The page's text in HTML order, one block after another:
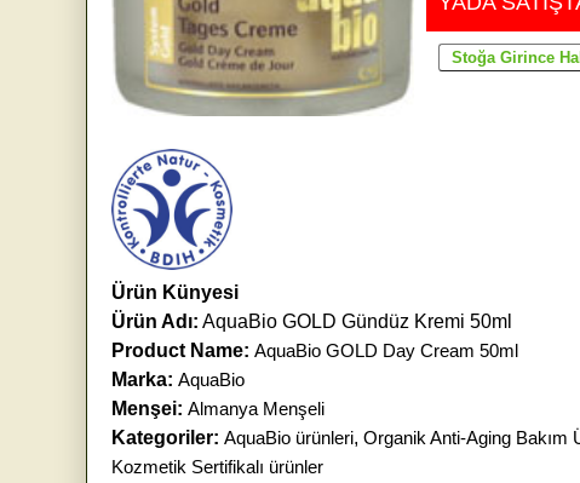
Ürün Künyesi
Ürün Adı: AquaBio GOLD Gündüz Kremi 50ml
Product Name: AquaBio GOLD Day Cream 50ml
Marka: AquaBio
Menşei: Almanya Menşeli
Kategoriler: AquaBio ürünleri, Organik Anti-Aging Bakım
Kozmetik Sertifikalı ürünler